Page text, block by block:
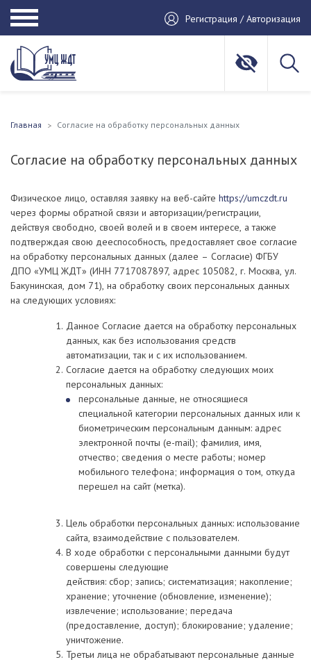
Регистрация / Авторизация
Главная Согласие на обработку персональных данных
Согласие на обработку персональных данных
Физическое лицо, оставляя заявку на веб-сайте https://umczdt.ru
через формы обратной связи и авторизации/регистрации,
действуя свободно, своей волей и в своем интересе, а также
подтверждая свою дееспособность, предоставляет свое согласие
на обработку персональных данных (далее – Согласие) ФГБУ
ДПО «УМЦ ЖДТ» (ИНН 7717087897, адрес 105082, г. Москва, ул.
Бакунинская, дом 71), на обработку своих персональных данных
на следующих условиях:
Данное Согласие дается на обработку персональных
данных, как без использования средств
автоматизации, так и с их использованием.
Согласие дается на обработку следующих моих
персональных данных:
персональные данные, не относящиеся
специальной категории персональных данных или к
биометрическим персональным данным: адрес
электронной почты (e-mail); фамилия, имя,
отчество; сведения о месте работы; номер
мобильного телефона; информация о том, откуда
перешел на сайт (метка).
Цель обработки персональных данных: использование
сайта, взаимодействие с пользователем.
В ходе обработки с персональными данными будут
совершены следующие
действия: сбор; запись; систематизация; накопление;
хранение; уточнение (обновление, изменение);
извлечение; использование; передача
(предоставление, доступ); блокирование; удаление;
уничтожение.
Третьи лица не обрабатывают персональные данные